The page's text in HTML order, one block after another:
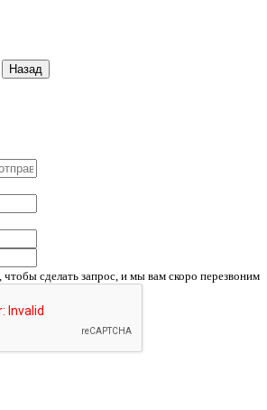
Назад
сделать запрос, и мы вам скоро перезвоним